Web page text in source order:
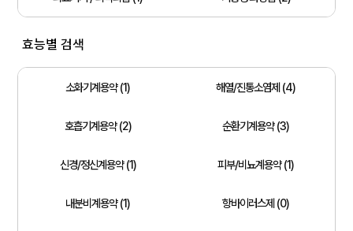
효능별 검색
소화기계용약 (1) 해열/진통소염제 (4)
호흡기계용약 (2) 순환기계용약 (3)
신경/정신계용약 (1) 피부/비뇨계용약 (1)
내분비계용약 (1) 항바이러스제 (0)